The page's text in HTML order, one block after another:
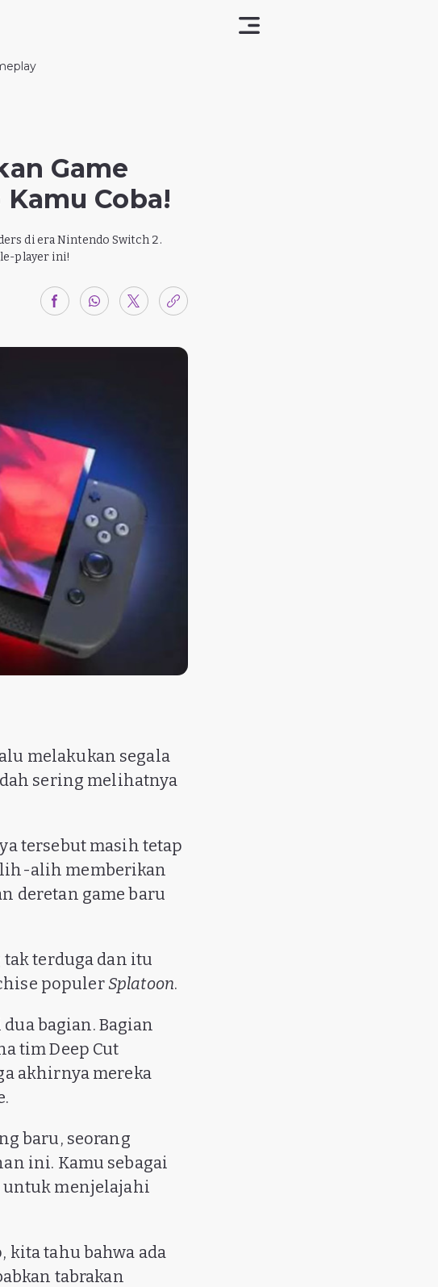
Game
Coba!
di era Nintendo Switch 2.
player ini!
melakukan segala
sering melihatnya
tersebut masih tetap
alih memberikan
deretan game baru
terduga dan itu
populerSplatoon.
bagian. Bagian
tim Deep Cut
akhirnya mereka
baru, seorang
ini. Kamu sebagai
untuk menjelajahi
tahu bahwa ada
tabrakan